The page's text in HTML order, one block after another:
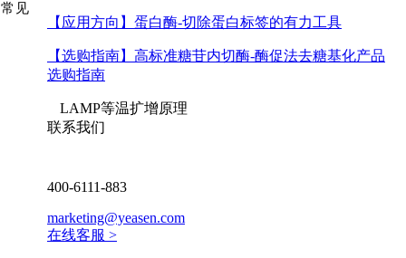
见
【应用方向】 蛋白酶-切除蛋白标签的有力工具
【选购指南】 高标准糖苷内切酶-酶促法去糖基化产品
选购指南
LAMP等温扩增原理
联系我们
400-6111-883
marketing@yeasen.com
在线客服 >